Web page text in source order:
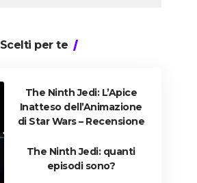
Scelti per te
The Ninth Jedi: L’Apice
Inatteso dell’Animazione
di Star Wars – Recensione
The Ninth Jedi: quanti
episodi sono?